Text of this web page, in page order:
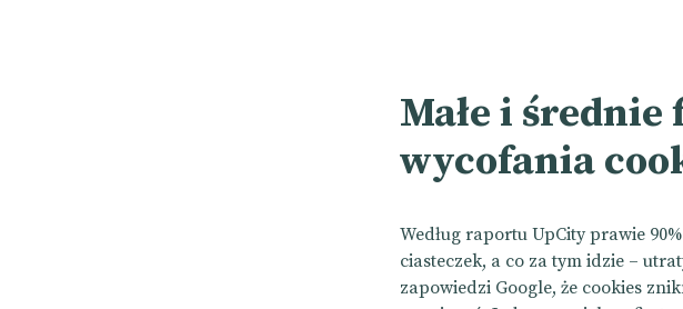
Małe i
wycofania
Według raportu UpCity prawie
ciasteczek, a co za tym idzie –
zapowiedzi Google, że cookies